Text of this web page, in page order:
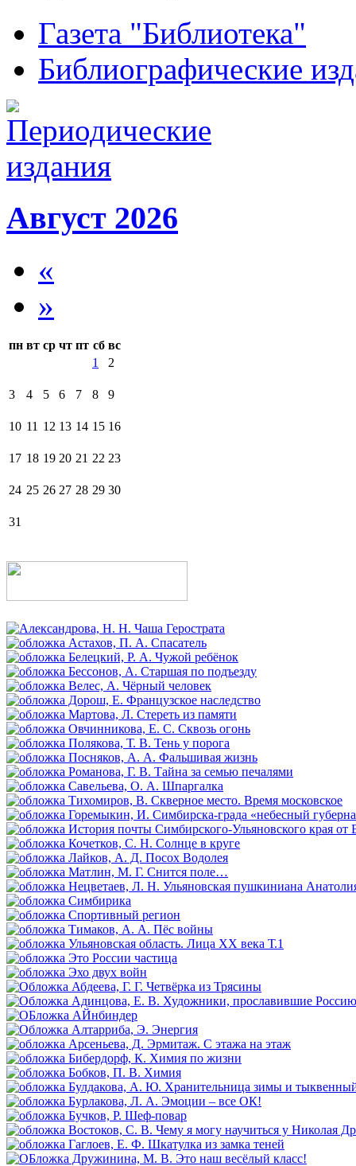
Газета "Библиотека"
Библиографические
Август 2026
«
»
пн вт ср чт пт сб вс
1
2
3 4 5 6 7 8 9
10 11 12 13 14 15 16
17 18 19 20 21 22 23
24 25 26 27 28 29 30
31